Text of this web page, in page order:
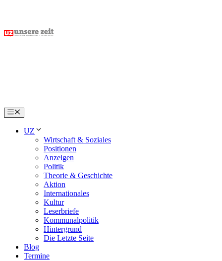
content
Menu
UZ
Wirtschaft & Soziales
Positionen
Anzeigen
Politik
Theorie & Geschichte
Aktion
Internationales
Kultur
Leserbriefe
Kommunalpolitik
Hintergrund
Die Letzte Seite
Blog
Termine